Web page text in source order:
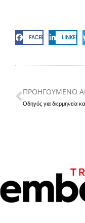
FACEBOOK LINKEDIN
Prev